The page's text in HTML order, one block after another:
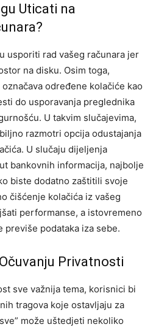
Uticati na
usporiti rad vašeg računara jer
na disku. Osim toga,
određene kolačiće kao
do usporavanja preglednika
U takvim slučajevima,
razmotri opcija odustajanja
U slučaju dijeljenja
bankovnih informacija, najbolje
biste dodatno zaštitili svoje
čišćenje kolačića iz vašeg
performanse, a istovremeno
previše podataka iza sebe.
Privatnosti
sve važnija tema, korisnici bi
tragova koje ostavljaju za
može uštedjeti nekoliko